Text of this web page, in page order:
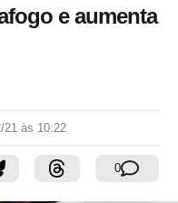
e aumenta
21 às 10:22
0